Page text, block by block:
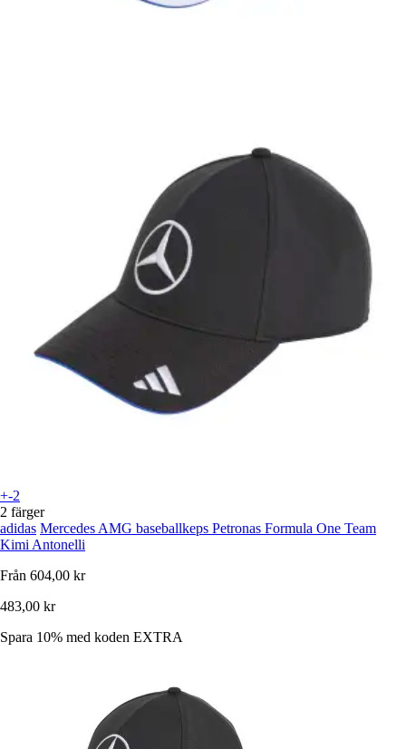
+-2
2 färger
adidas Mercedes AMG baseballkeps Petronas Formula One Team
Kimi Antonelli
Från 604,00 kr
483,00 kr
Spara 10% med koden EXTRA